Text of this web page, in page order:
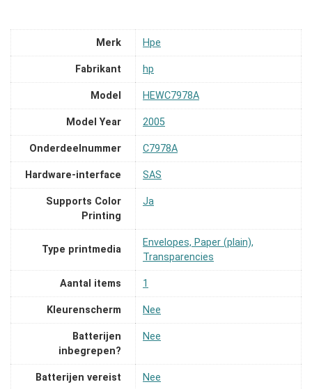
Merk ‎Hpe
Fabrikant ‎hp
Model ‎HEWC7978A
Model Year ‎2005
Onderdeelnummer ‎C7978A
Hardware-interface ‎SAS
Supports Color
Printing
‎Ja
Type printmedia
‎Envelopes, Paper (plain),
Transparencies
Aantal items ‎1
Kleurenscherm ‎Nee
Batterijen
inbegrepen?
‎Nee
Batterijen vereist ‎Nee